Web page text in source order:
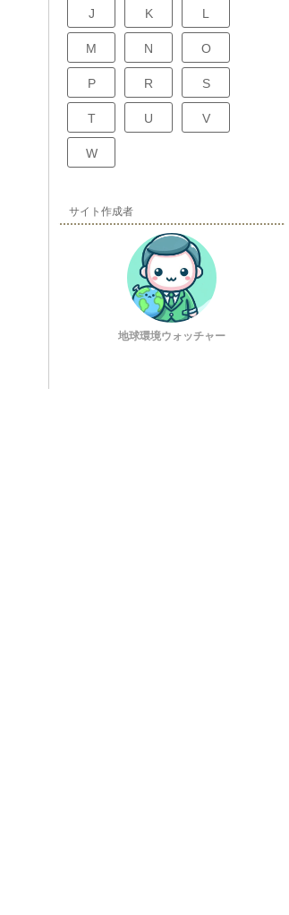
J K L
M N O
P R S
T U V
W
サイト作成者
地球環境ウォッチャー